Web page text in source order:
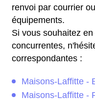
renvoi par courrier
équipements.
Si vous souhaitez
concurrentes,
correspondantes :
Maisons-Laffitte -
Maisons-Laffitte -